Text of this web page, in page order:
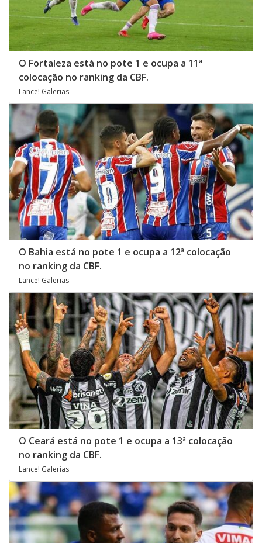
O Fortaleza está no pote 1 e ocupa a 11ª
colocação no ranking da CBF.
Lance! Galerias
O Bahia está no pote 1 e ocupa a 12ª colocação
no ranking da CBF.
Lance! Galerias
O Ceará está no pote 1 e ocupa a 13ª colocação
no ranking da CBF.
Lance! Galerias